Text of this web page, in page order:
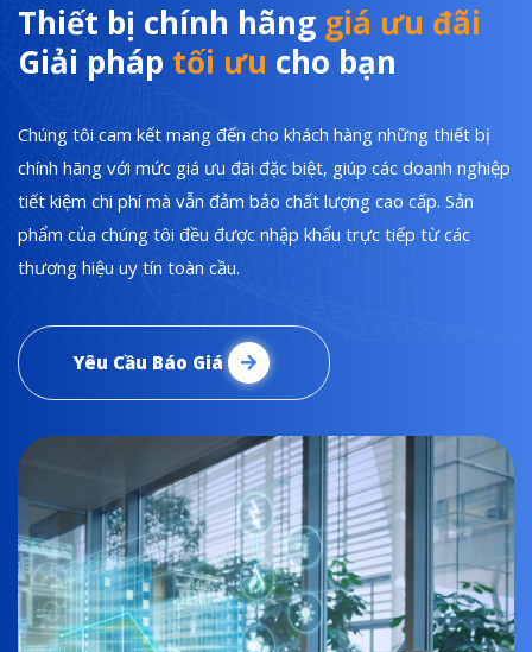
Thiết bị chính hãng giá ưu đãi
Giải pháp tối ưu cho bạn
Chúng tôi cam kết mang đến cho khách hàng những thiết bị
chính hãng với mức giá ưu đãi đặc biệt, giúp các doanh nghiệp
tiết kiệm chi phí mà vẫn đảm bảo chất lượng cao cấp. Sản
phẩm của chúng tôi đều được nhập khẩu trực tiếp từ các
thương hiệu uy tín toàn cầu.
Yêu Cầu Báo Giá